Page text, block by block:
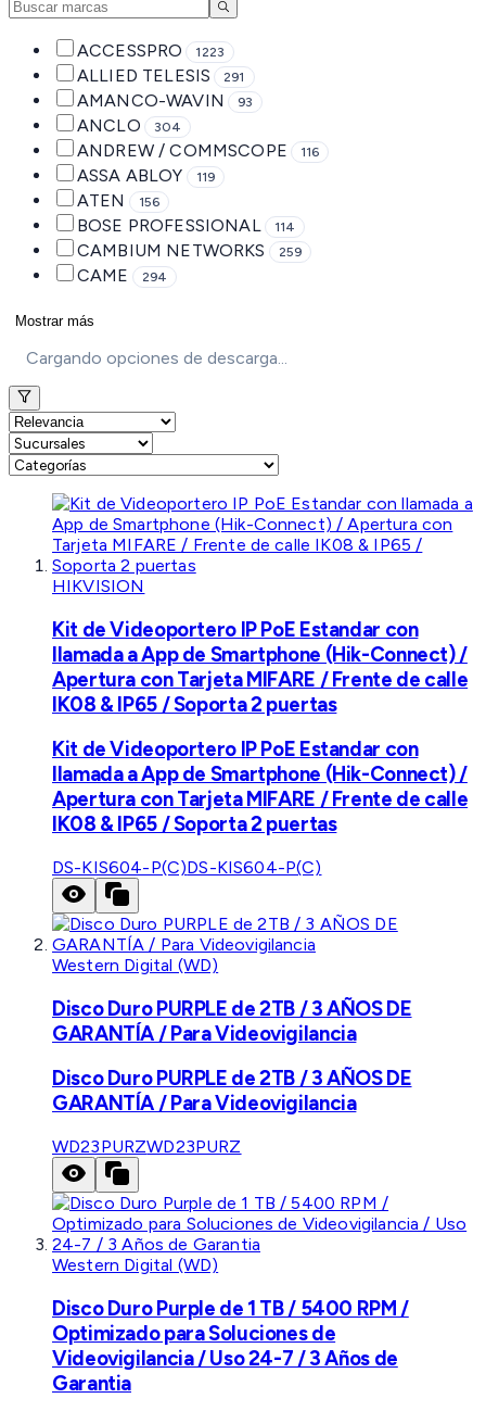
ACCESSPRO 1223
ALLIED TELESIS 291
AMANCO-WAVIN 93
ANCLO 304
ANDREW / COMMSCOPE 116
ASSA ABLOY 119
ATEN 156
BOSE PROFESSIONAL 114
CAMBIUM NETWORKS 259
CAME 294
Mostrar más
Cargando opciones de descarga...
HIKVISION
Kit de Videoportero IP PoE Estandar con
llamada a App de Smartphone (Hik-Connect) /
Apertura con Tarjeta MIFARE / Frente de calle
IK08 & IP65 / Soporta 2 puertas
Kit de Videoportero IP PoE Estandar con
llamada a App de Smartphone (Hik-Connect) /
Apertura con Tarjeta MIFARE / Frente de calle
IK08 & IP65 / Soporta 2 puertas
DS-KIS604-P(C)DS-KIS604-P(C)
Western Digital (WD)
Disco Duro PURPLE de 2TB / 3 AÑOS DE
GARANTÍA / Para Videovigilancia
Disco Duro PURPLE de 2TB / 3 AÑOS DE
GARANTÍA / Para Videovigilancia
WD23PURZWD23PURZ
Western Digital (WD)
Disco Duro Purple de 1 TB / 5400 RPM /
Optimizado para Soluciones de
Videovigilancia / Uso 24-7 / 3 Años de
Garantia